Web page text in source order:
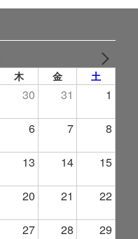
木 金 土
30 31 1
6 7 8
13 14 15
20 21 22
27 28 29